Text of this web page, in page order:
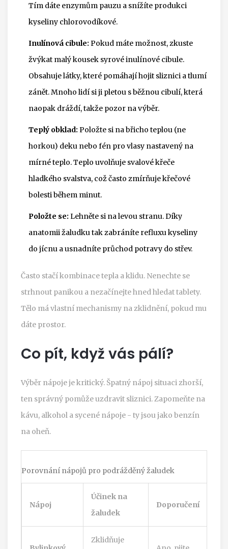
Tím dáte enzymům pauzu a snížíte produkci
kyseliny chlorovodíkové.
Inulínová cibule: Pokud máte možnost, zkuste
žvýkat malý kousek syrové inulínové cibule.
Obsahuje látky, které pomáhají hojit sliznici a tlumí
zánět. Mnoho lidí si ji pletou s běžnou cibulí, která
naopak dráždí, takže pozor na výběr.
Teplý obklad: Položte si na břicho teplou (ne
horkou) deku nebo fén pro vlasy nastavený na
mírné teplo. Teplo uvolňuje svalové křeče
hladkého svalstva, což často zmírňuje křečové
bolesti během minut.
Položte se: Lehněte si na levou stranu. Díky
anatomii žaludku tak zabráníte refluxu kyseliny
do jícnu a usnadníte průchod potravy do střev.
Často stačí kombinace tepla a klidu. Nenechte se
strhnout panikou a nezačínejte hned hledat tablety.
Tělo má vlastní mechanismy na zklidnění, pokud mu
dáte prostor.
Co pít, když vás pálí?
Výběr nápoje je kritický. Špatný nápoj situaci zhorší,
ten správný pomůže uzdravit sliznici. Zapomeňte na
kávu, alkohol a sycené nápoje - ty jsou jako benzín
na oheň.
Porovnání nápojů pro podrážděný žaludek
Nápoj
Účinek na
žaludek
Doporučení
Zklidňuje